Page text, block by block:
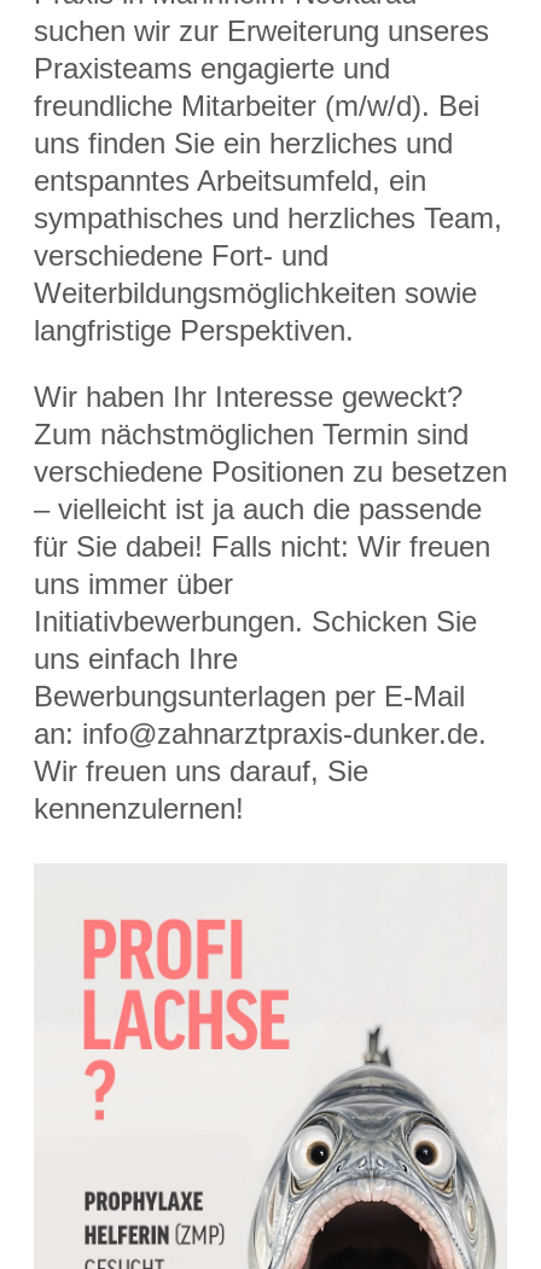
suchen wir zur Erweiterung unseres
Praxisteams engagierte und
freundliche Mitarbeiter (m/w/d). Bei
uns finden Sie ein herzliches und
entspanntes Arbeitsumfeld, ein
sympathisches und herzliches Team,
verschiedene Fort- und
Weiterbildungsmöglichkeiten sowie
langfristige Perspektiven.
Wir haben Ihr Interesse geweckt?
Zum nächstmöglichen Termin sind
verschiedene Positionen zu besetzen
– vielleicht ist ja auch die passende
für Sie dabei! Falls nicht: Wir freuen
uns immer über
Initiativbewerbungen. Schicken Sie
uns einfach Ihre
Bewerbungsunterlagen per E-Mail
an: info@zahnarztpraxis-dunker.de.
Wir freuen uns darauf, Sie
kennenzulernen!